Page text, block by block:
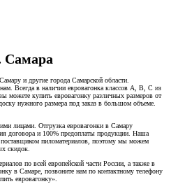
Самара
и другие города Самарской области.
Всегда в наличии евровагонка классов А, B, C из
можете купить евровагонку различных размеров от
нужного размера под заказ в большом объеме.
лицами. Отгрузка евровагонки в Самару
договора и 100% предоплаты продукции. Наша
поставщиком пиломатериалов, поэтому мы можем
скидок.
по всей европейской части России, а также в
в Самаре, позвоните нам по контактному телефону
евровагонку».